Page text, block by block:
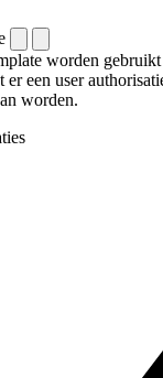
worden
er een user
worden.